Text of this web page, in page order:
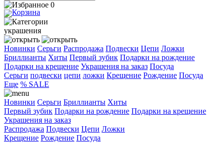
0
украшения
Новинки Серьги Распродажа Подвески Цепи Ложки
Бриллианты Хиты Первый зубик Подарки на рождение
Подарки на крещение Украшения на заказ Посуда
Cерьги подвески цепи ложки Крещение Рождение Посуда
Еще % SALE
Новинки Серьги Бриллианты Хиты
Первый зубик Подарки на рождение Подарки на крещение
Украшения на заказ
Распродажа Подвески Цепи Ложки
Крещение Рождение Посуда